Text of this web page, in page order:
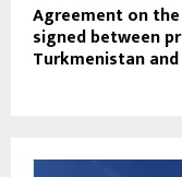
Agreement on
signed between
Turkmenistan